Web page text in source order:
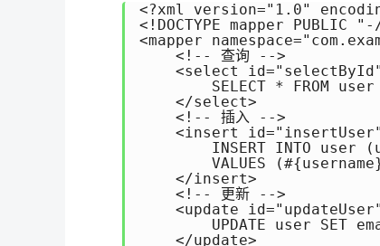
<?xml version="1.0"
<!DOCTYPE mapper
<mapper
    <!-- 查询 -->
<select
SELECT * FROM user
    </select>
    <!-- 插入 -->
<insert
INSERT INTO user
VALUES
    </insert>
    <!-- 更新 -->
<update
UPDATE user SET
    </update>